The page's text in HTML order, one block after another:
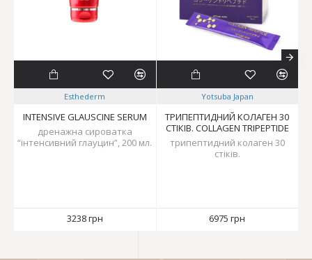
Esthederm
INTENSIVE GLAUSCINE SERUM
дренажна сироватка
“інтенсивний глауцин”, 200 мл.
3238 грн
Yotsuba Japan
ТРИПЕПТИДНИЙ КОЛАГЕН 30
СТІКІВ. COLLAGEN TRIPEPTIDE
трипептидний колаген 30
стіків.
6975 грн